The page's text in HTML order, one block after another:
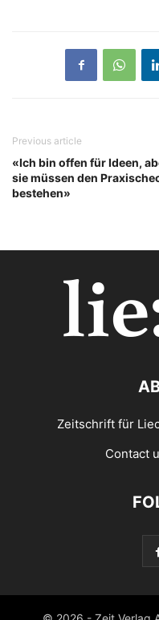
Previous article
«Ich bin offen für Ideen,
sie müssen den
bestehen»
Zeitschrift für
Contact